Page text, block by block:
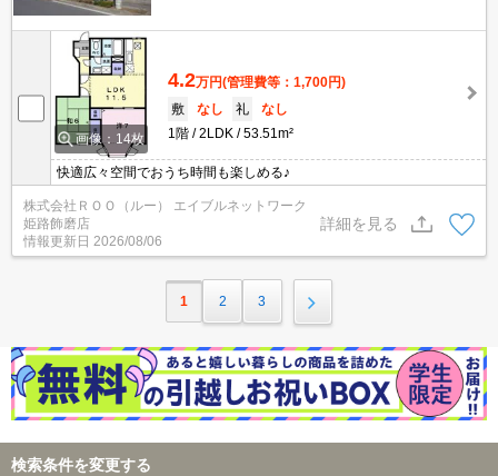
画像：14枚
4.2万円(管理費等：1,700円)
敷
なし 礼
なし
1階
2LDK 53.51m²
快適広々空間でおうち時間も楽しめる♪
株式会社ＲＯＯ（ルー） エイブルネットワーク
姫路飾磨店
情報更新日 2026/08/06
詳細を見る
1 2 3
検索条件を変更する